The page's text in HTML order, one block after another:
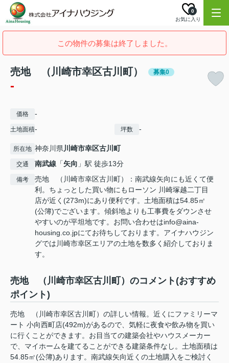
お気に入り
0
この物件の募集は終了しました。
売地 （川崎市幸区古川町） 募集0
-
価格 -
土地面積- 坪数 -
所在地 神奈川県川崎市幸区古川町
交通 南武線 「矢向 」駅 徒歩13分
備考
売地 （川崎市幸区古川町）：南武線矢向にも近くて便
利。ちょっとした買い物にもローソン 川崎塚越二丁目
店が近く(273m)にあり便利です。土地面積は54.85㎡
(公簿)でございます。傾斜地よりも工事費をダウンさせ
やすいのが平坦地です。お問い合わせはinfo@aina-
housing.co.jpにてお待ちしております。アイナハウジン
グでは川崎市幸区エリアの土地を数多く紹介しておりま
す。
売地 （川崎市幸区古川町）のコメント(おすすめ
ポイント)
売地 （川崎市幸区古川町）の詳しい情報。近くにファミリーマ
ート 小向西町店(492m)があるので、気軽に夜食や飲み物を買い
に行くことができます。お目当ての建築会社やハウスメーカー
で、マイホームを建てることができる建築条件なし。土地面積は
54.85㎡(公簿)あります。南武線矢向近くの土地購入をご検討く